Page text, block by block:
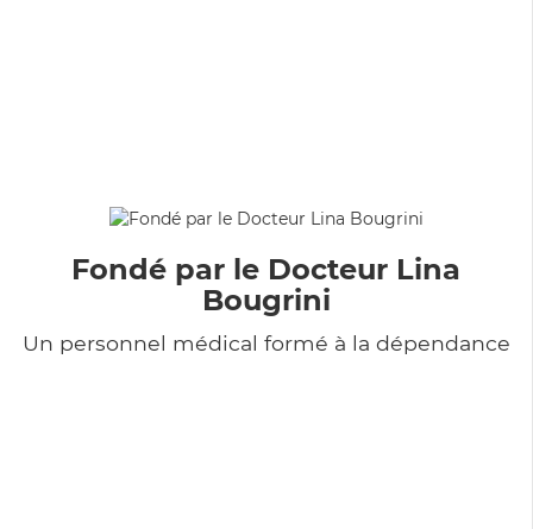
Fondé par le Docteur Lina
Bougrini
Un personnel médical formé à la dépendance